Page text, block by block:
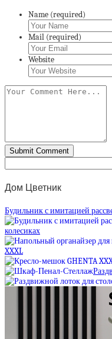
Name (required)
Mail (required)
Website
Дом Цветник
Будильник с имитацией
колесиках
XXXL